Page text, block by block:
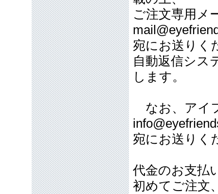
ご注文専用
宛にお送りく
自動返信シス
します。
なお、アイ
宛にお送りく
代金のお支払
初めてご注文